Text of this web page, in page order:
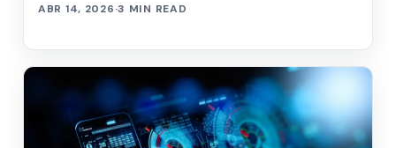
ABR 14, 2026·3 MIN READ